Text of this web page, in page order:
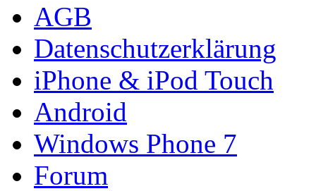
AGB
Datenschutzerklärung
iPhone & iPod Touch
Android
Windows Phone 7
Forum